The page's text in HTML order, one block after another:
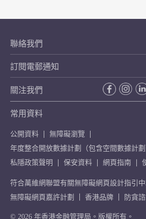
聯絡我們
訂閱電郵通知
關注我們
常用資料
公開資料
無障礙瀏覽
年度整合開放數據計劃（包含空間數據計劃
私隱政策聲明
保安資料 網頁指南
符合萬維網聯盟有關無障礙網頁設計指引
無障礙網頁嘉許計劃
香港品牌 防貪
© 2026 年香港金融管理局。版權所有。